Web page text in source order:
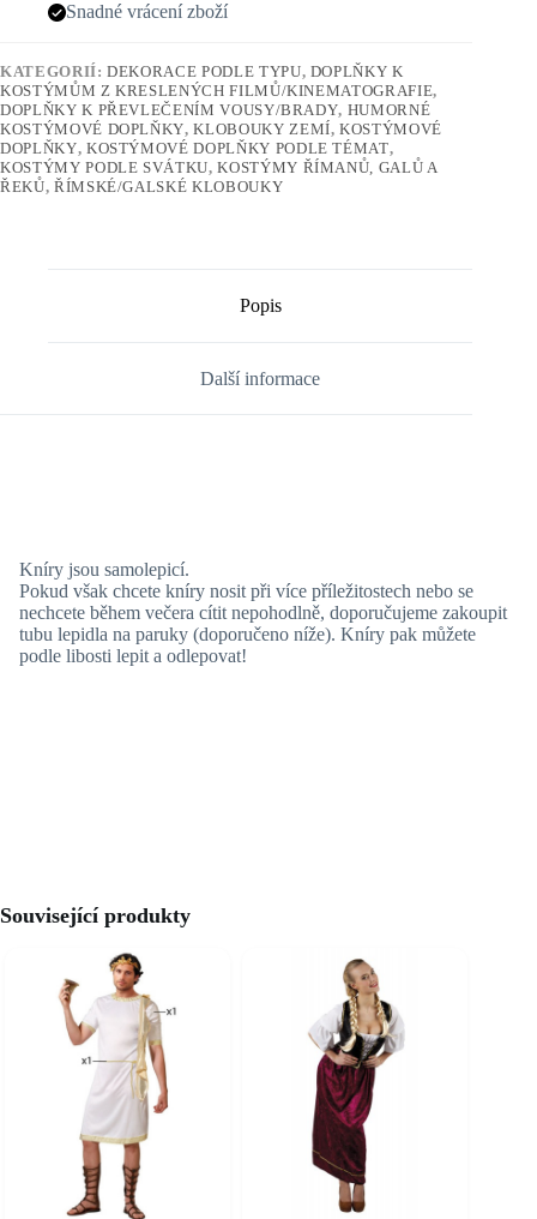
Snadné vrácení zboží
KATEGORIÍ:DEKORACE PODLE TYPU, DOPLŇKY K
KOSTÝMŮM Z KRESLENÝCH FILMŮ/KINEMATOGRAFIE,
DOPLŇKY K PŘEVLEČENÍM VOUSY/BRADY, HUMORNÉ
KOSTÝMOVÉ DOPLŇKY,KLOBOUKY ZEMÍ,KOSTÝMOVÉ
DOPLŇKY, KOSTÝMOVÉ DOPLŇKY PODLE TÉMAT,
KOSTÝMY PODLE SVÁTKU,KOSTÝMY ŘÍMANŮ, GALŮ A
ŘEKŮ, ŘÍMSKÉ/GALSKÉ KLOBOUKY
Popis
Další informace
Kníry jsou samolepicí.
Pokud však chcete kníry nosit při více příležitostech nebo se
nechcete během večera cítit nepohodlně, doporučujeme zakoupit
tubu lepidla na paruky (doporučeno níže). Kníry pak můžete
podle libosti lepit a odlepovat!
Související produkty